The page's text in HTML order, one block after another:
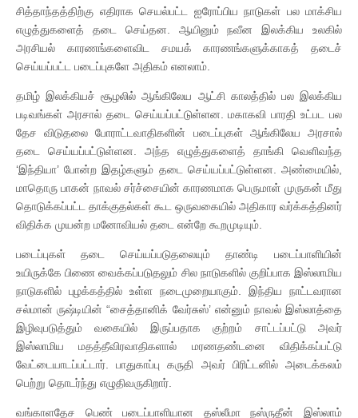
சித்தாந்தத்திற்கு எதிராக செயல்பட்ட ஐரோப்பிய நாடுகள் பல மாக்சிய
எழுத்துகளைத் தடை செய்தன. ஆயினும் நவீன இலக்கிய உலகில்
அரசியல் காரணங்களைவிட சமயக் காரணங்களுக்காகத் தடைச்
செய்யப்பட்ட படைப்புகளே அதிகம் எனலாம்.
தமிழ் இலக்கியச் சூழலில் ஆங்கிலேய ஆட்சி காலத்தில் பல இலக்கிய
படிவங்கள் அரசால் தடை செய்யப்பட்டுள்ளன. மகாகவி பாரதி உட்பட பல
தேச விடுதலை போராட்டவாதிகளின் படைப்புகள் ஆங்கிலேய அரசால்
தடை செய்யப்பட்டுள்ளன. அந்த எழுத்துகளைத் தாங்கி வெளிவந்த
‘இந்தியா’ போன்ற இதழ்களும் தடை செய்யப்பட்டுள்ளன. அண்மையில்,
மாதொரு பாகன் நாவல் சர்ச்சையின் காரணமாக பெருமாள் முருகன் மீது
தொடுக்கப்பட்ட தாக்குதல்கள் கூட ஒருவகையில் அதிகார வர்க்கத்தினர்
விதிக்க முயன்ற மனோவியல் தடை என்றே கூறமுடியும்.
படைப்புகள் தடை செய்யப்படுதலையும் தாண்டி படைப்பாளியின்
உயிருக்கே பிணை வைக்கப்படுதலும் சில நாடுகளில் குறிப்பாக இஸ்லாமிய
நாடுகளில் புழக்கத்தில் உள்ள நடைமுறையாகும். இந்திய நாட்டவரான
சல்மான் ருஷ்டியின் “சைத்தானிக் வேர்சுஸ்’ என்னும் நாவல் இஸ்லாத்தை
இழிவுபடுத்தும் வகையில் இருப்பதாக குற்றம் சாட்டப்பட்டு அவர்
இஸ்லாமிய மதத்தீவிரவாதிகளால் மரணதண்டனை விதிக்கப்பட்டு
வேட்டையாடப்பட்டார். பாதுகாப்பு கருதி அவர் பிரிட்டனில் அடைக்கலம்
பெற்று தொடர்ந்து எழுதிவருகிறார்.
வங்காளதேச பெண் படைப்பாளியான தஸ்லீமா நஸ்ருதீன் இஸ்லாம்